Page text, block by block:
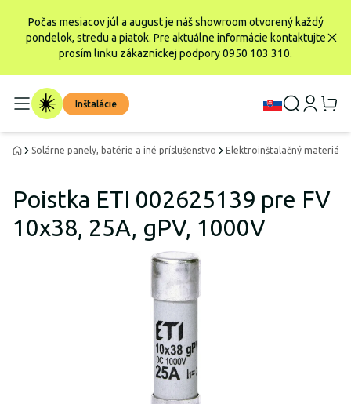
Počas mesiacov júl a august je náš showroom otvorený každý
pondelok, stredu a piatok. Pre aktuálne informácie kontaktujte
prosím linku zákazníckej podpory 0950 103 310.
Inštalácie
Solárne panely, batérie a iné príslušenstvo Elektroinštalačný materiál
Poistka ETI 002625139 pre FV
10x38, 25A, gPV, 1000V